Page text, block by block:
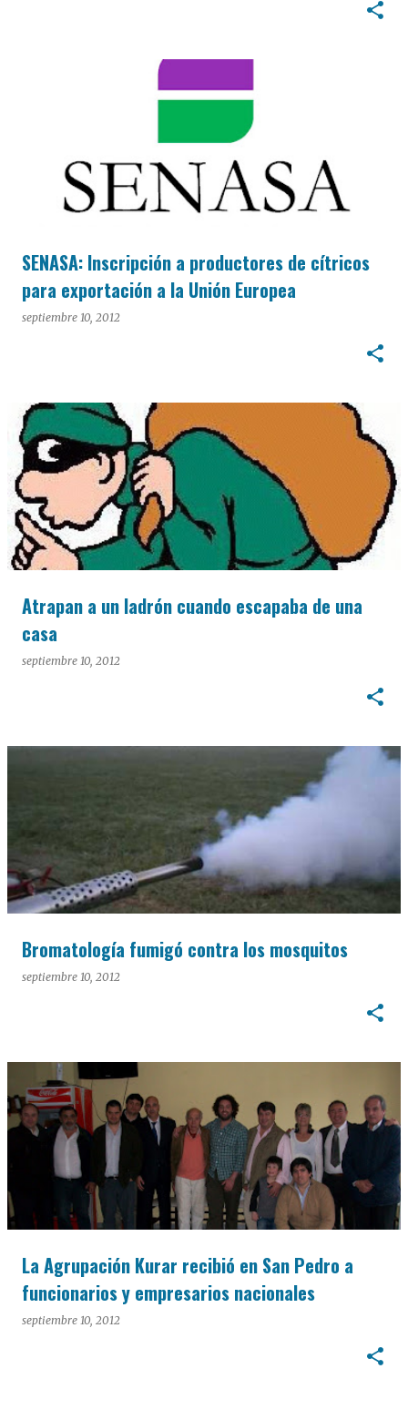
SENASA: Inscripción a productores de cítricos
para exportación a la Unión Europea
septiembre 10, 2012
Atrapan a un ladrón cuando escapaba de una
casa
septiembre 10, 2012
Bromatología fumigó contra los mosquitos
septiembre 10, 2012
La Agrupación Kurar recibió en San Pedro a
funcionarios y empresarios nacionales
septiembre 10, 2012